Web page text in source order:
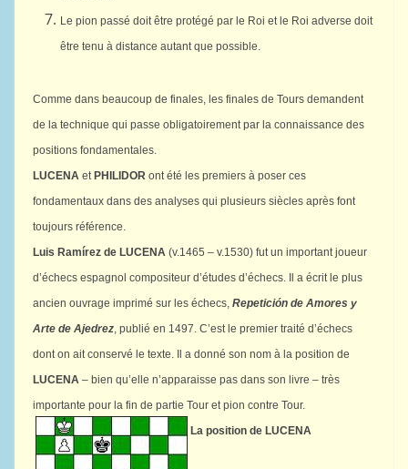
Le pion passé doit être protégé par le Roi et le Roi adverse doit
être tenu à distance autant que possible.
Comme dans beaucoup de finales, les finales de Tours demandent
de la technique qui passe obligatoirement par la connaissance des
positions fondamentales.
LUCENA et PHILIDOR ont été les premiers à poser ces
fondamentaux dans des analyses qui plusieurs siècles après font
toujours référence.
Luis Ramírez de LUCENA (v.1465 – v.1530) fut un important joueur
d’échecs espagnol compositeur d’études d’échecs. Il a écrit le plus
ancien ouvrage imprimé sur les échecs, Repetición de Amores y
Arte de Ajedrez, publié en 1497. C’est le premier traité d’échecs
dont on ait conservé le texte. Il a donné son nom à la position de
LUCENA – bien qu’elle n’apparaisse pas dans son livre – très
importante pour la fin de partie Tour et pion contre Tour.
La position de LUCENA